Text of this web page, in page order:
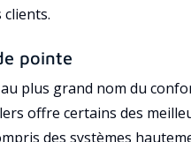
pointe
au plus grand nom du
offre certains des
des systèmes